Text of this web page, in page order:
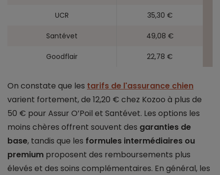
UCR 35,30 €
Santévet 49,08 €
Goodflair 22,78 €
On constate que les tarifs de l'assurance chien
varient fortement, de 12,20 € chez Kozoo à plus de
50 € pour Assur O’Poil et Santévet. Les options les
moins chères offrent souvent des garanties de
base, tandis que les formules intermédiaires ou
premium proposent des remboursements plus
élevés et des soins complémentaires. En général, les